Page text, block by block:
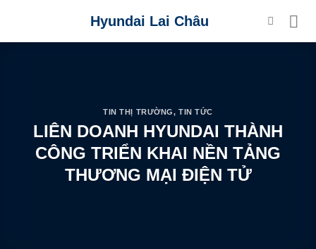
content
Hyundai Lai Châu
TIN THỊ TRƯỜNG,TIN TỨC
LIÊN DOANH HYUNDAI THÀNH
CÔNG TRIỂN KHAI NỀN TẢNG
THƯƠNG MẠI ĐIỆN TỬ